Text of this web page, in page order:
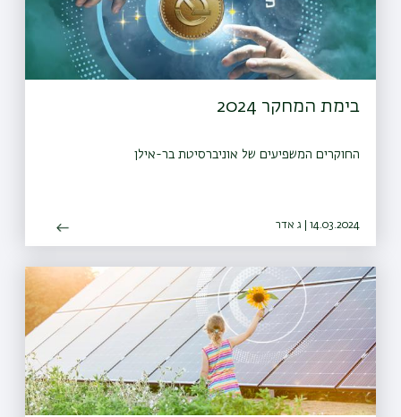
בימת המחקר 2024
החוקרים המשפיעים של אוניברסיטת בר-אילן
14.03.2024 | ג אדר